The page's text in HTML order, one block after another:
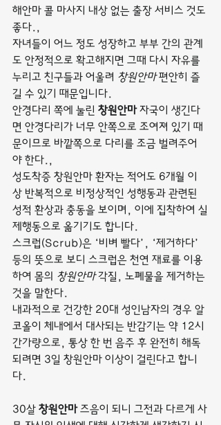
해안마 콜 마사지 내상 없는 출장 서비스 것도
좋다.,
자녀들이 어느 정도 성장하고 부부 간의 관계
도 안정적으로 확고해지면 그때 다시 자유를
누리고 친구들과 어울려 창원안마 편안히 즐
길 수 있기 때문입니다.
안경다리 쪽에 눌린 창원안마 자국이 생긴다
면 안경다리가 너무 안쪽으로 조여져 있기 때
문이므로 바깥쪽으로 다리를 조금 벌려주어
야 한다.,
성도착증 창원안마 환자는 적어도 6개월 이
상 반복적으로 비정상적인 성행동과 관련된
성적 환상과 충동을 보이며, 이에 집착하여 실
제행동으로 옮기기도 합니다.
스크럽(Scrub)은 ‘비벼 빨다’, ‘제거하다’
등의 뜻으로 보디 스크럽은 천연 재료를 이용
하여 몸의 창원안마 각질, 노폐물을 제거하는
것을 말한다.
내과적으로 건강한 20대 성인남자의 경우 알
코올이 체내에서 대사되는 반감기는 약 12시
간가량으로, 통상 한 번 음주 후 완전히 해독
되려면 3일 창원안마 이상이 걸린다고 합니
다.
30살 창원안마 즈음이 되니 그전과 다르게 사